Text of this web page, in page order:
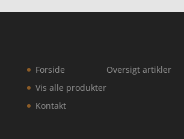
Forside
Vis alle produkter
Kontakt
Oversigt artikler